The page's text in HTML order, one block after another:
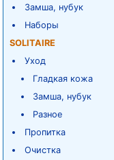
Замша, нубук
Наборы
SOLITAIRE
Уход
Гладкая кожа
Замша, нубук
Разное
Пропитка
Очистка